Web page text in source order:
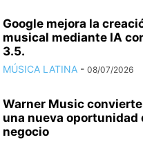
Google mejora la
musical mediante IA
3.5.
MÚSICA LATINA - 08/07/2026
Warner Music convierte
una nueva oportunidad
negocio